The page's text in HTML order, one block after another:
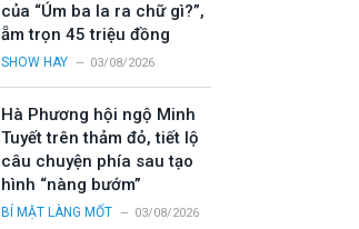
của “Úm ba la ra chữ gì?”,
ẵm trọn 45 triệu đồng
SHOW HAY 03/08/2026
Hà Phương hội ngộ Minh
Tuyết trên thảm đỏ, tiết lộ
câu chuyện phía sau tạo
hình “nàng bướm”
BÍ MẬT LÀNG MỐT 03/08/2026